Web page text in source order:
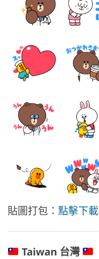
貼圖打包： 點擊下載
Taiwan 台灣